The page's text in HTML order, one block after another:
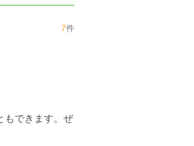
7件
もできます。ぜ